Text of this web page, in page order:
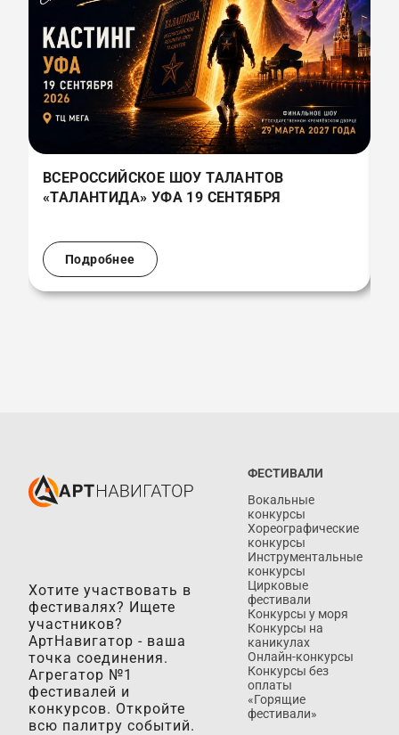
ВСЕРОССИЙСКОЕ ШОУ ТАЛАНТОВ
«ТАЛАНТИДА» УФА 19 СЕНТЯБРЯ
Подробнее
Хотите участвовать в
фестивалях? Ищете
участников?
АртНавигатор - ваша
точка соединения.
Агрегатор №1
фестивалей и
конкурсов. Откройте
всю палитру событий.
ФЕСТИВАЛИ
Вокальные
конкурсы
Хореографические
конкурсы
Инструментальные
конкурсы
Цирковые
фестивали
Конкурсы у моря
Конкурсы на
каникулах
Онлайн-конкурсы
Конкурсы без
оплаты
«Горящие
фестивали»